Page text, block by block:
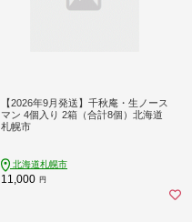
【2026年9月発送】千秋庵・生ノース
マン 4個入り 2箱（合計8個）北海道
札幌市
北海道札幌市
11,000 円